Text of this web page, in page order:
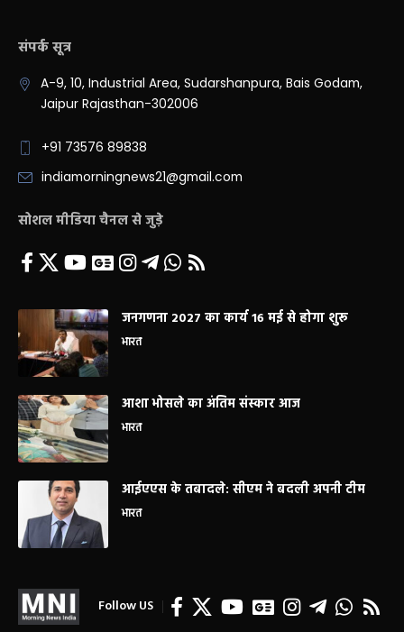
संपर्क सूत्र
A-9, 10, Industrial Area, Sudarshanpura, Bais Godam,
Jaipur Rajasthan-302006
+91 73576 89838
indiamorningnews21@gmail.com
सोशल मीडिया चैनल से जुड़े
जनगणना 2027 का कार्य 16 मई से होगा शुरू
भारत
आशा भोसले का अंतिम संस्कार आज
भारत
आईएएस के तबादले: सीएम ने बदली अपनी टीम
भारत
Follow US